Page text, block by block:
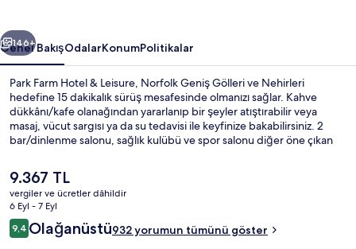
Sonraki
146+
Genel BakışOdalarKonumPolitikalar
Park Farm Hotel & Leisure, Norfolk Geniş Gölleri ve Nehirleri
hedefine 15 dakikalık sürüş mesafesinde olmanızı sağlar. Kahve
dükkânı/kafe olanağından yararlanıp bir şeyler atıştırabilir veya
masaj, vücut sargısı ya da su tedavisi ile keyfinize bakabilirsiniz. 2
bar/dinlenme salonu, sağlık kulübü ve spor salonu diğer öne çıkan
kahvaltı seviliyor.
Şu
anki
fiyat
9.367 TL
9.367 TL
vergiler ve ücretler dâhildir
6 Eyl - 7 Eyl
Yorumlar
9,49,4/10
Olağanüstü932 yorumun tümünü göster